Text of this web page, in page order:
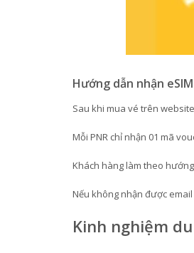
Hướng dẫn nhận
Sau khi mua vé trên
Mỗi PNR chỉ nhận 01 mã
Khách hàng làm theo
Nếu không nhận được
Kinh nghiệm